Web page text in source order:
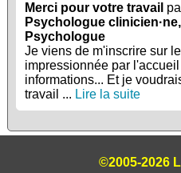
Merci pour votre travail
Psychologue
Psychologue
Je viens de m'inscrire sur
impressionnée par
informations... Et je
travail ... Lire la suite
©2005-2026